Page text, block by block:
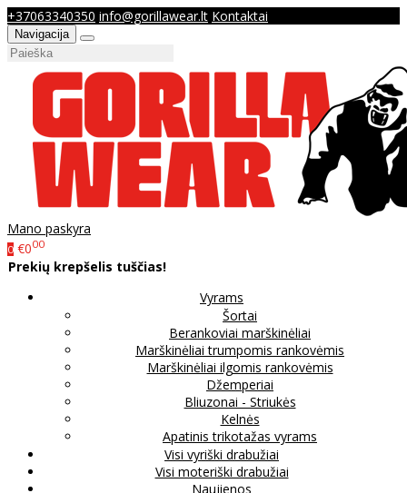
+37063340350 info@gorillawear.lt Kontaktai
Navigacija
Mano paskyra
0 €000
Prekių krepšelis tuščias!
Vyrams
Šortai
Berankoviai marškinėliai
Marškinėliai trumpomis rankovėmis
Marškinėliai ilgomis rankovėmis
Džemperiai
Bliuzonai - Striukės
Kelnės
Apatinis trikotažas vyrams
Visi vyriški drabužiai
Visi moteriški drabužiai
Naujienos